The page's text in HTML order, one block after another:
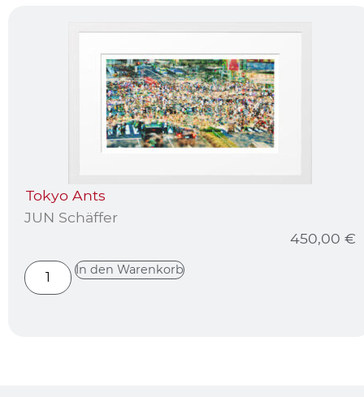
Tokyo Ants
JUN Schäffer
450,00 €
In den Warenkorb